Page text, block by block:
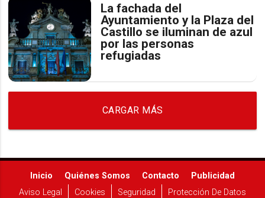
La fachada del
Ayuntamiento y la Plaza del
Castillo se iluminan de azul
por las personas
refugiadas
CARGAR MÁS
Inicio Quiénes Somos Contacto
Publicidad
Aviso Legal
Cookies Seguridad Protección De Datos